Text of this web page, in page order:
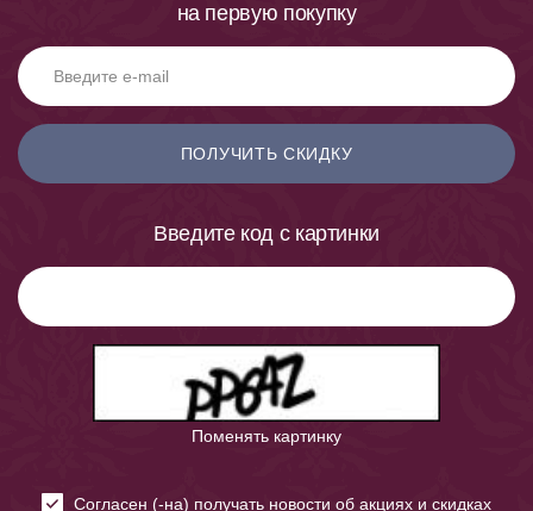
на первую покупку
ПОЛУЧИТЬ СКИДКУ
Введите код с картинки
Поменять картинку
Cогласен (-на) получать новости об акциях и скидках